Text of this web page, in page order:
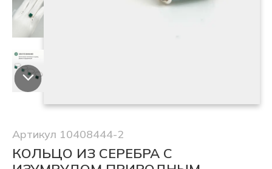
Артикул 10408444-2
КОЛЬЦО ИЗ СЕРЕБРА С